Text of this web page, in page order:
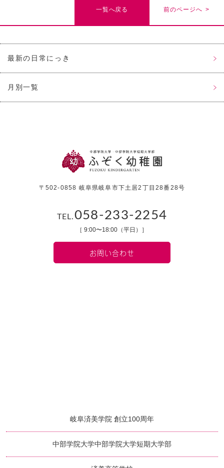
最新の日常にっき
月別一覧
一覧へ戻る 前のページへ >
〒502-0858 岐阜県岐阜市下土居2丁目28番28号
TEL.058-233-2254
［ 9:00〜18:00（平日）］
お問い合わせ
岐阜済美学院 創立100周年
中部学院大学中部学院大学短期大学部